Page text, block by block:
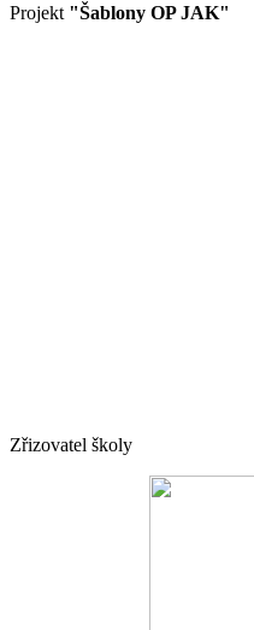
Projekt "Šablony OP JAK"
Zřizovatel školy